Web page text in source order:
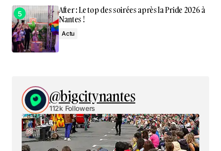
After : Le top des soirées après la Pride 2026 à
Nantes !
Actu
@bigcitynantes
112k Followers